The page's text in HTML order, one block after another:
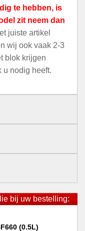
te hebben, is
zit neem dan
juiste artikel
wij ook vaak 2-3
blok krijgen
u nodig heeft.
bij uw bestelling:
(0.5L)